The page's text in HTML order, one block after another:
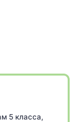
5 класса,